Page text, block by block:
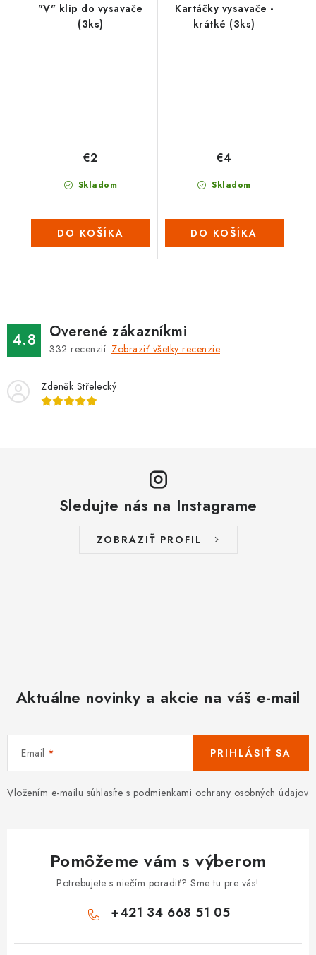
"V" klip do vysavače
(3ks)
Skladom
€2
DO KOŠÍKA
Kartáčky vysavače -
krátké (3ks)
Skladom
€4
DO KOŠÍKA
4.8 Overené zákazníkmi
332 recenzií. Zobraziť všetky recenzie
Zdeněk Střelecký
Sledujte nás na Instagrame
ZOBRAZIŤ PROFIL
Aktuálne novinky a akcie na váš e-mail
Email
Vložením e-mailu súhlasíte s podmienkami ochrany osobných údajov
PRIHLÁSIŤ SA
Pomôžeme vám s výberom
Potrebujete s niečím poradiť? Sme tu pre vás!
+421 34 668 51 05